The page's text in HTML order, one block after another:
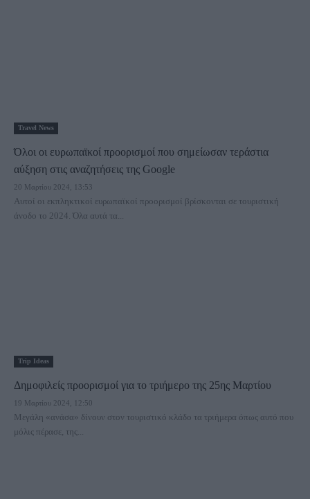
Travel News
Όλοι οι ευρωπαϊκοί προορισμοί που σημείωσαν τεράστια
αύξηση στις αναζητήσεις της Google
20 Μαρτίου 2024, 13:53
Αυτοί οι εκπληκτικοί ευρωπαϊκοί προορισμοί βρίσκονται σε τουριστική
άνοδο το 2024. Όλα αυτά τα...
Trip Ideas
Δημοφιλείς προορισμοί για το τριήμερο της 25ης Μαρτίου
19 Μαρτίου 2024, 12:50
Μεγάλη «ανάσα» δίνουν στον τουριστικό κλάδο τα τριήμερα όπως αυτό που
μόλις πέρασε, της...